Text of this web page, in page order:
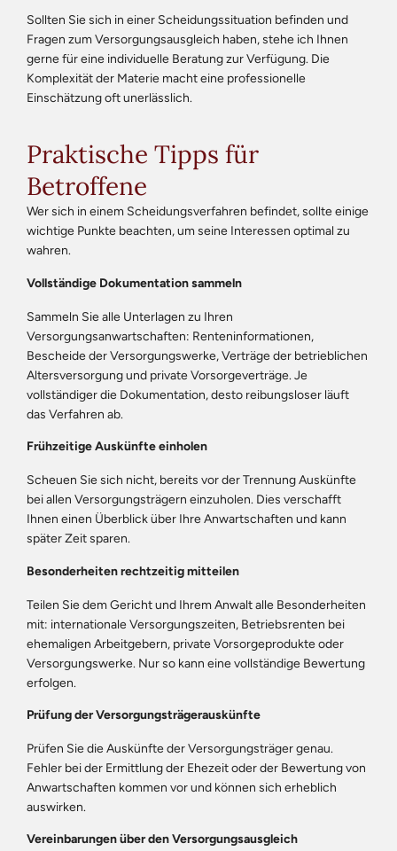
Sollten Sie sich in einer Scheidungssituation befinden und
Fragen zum Versorgungsausgleich haben, stehe ich Ihnen
gerne für eine individuelle Beratung zur Verfügung. Die
Komplexität der Materie macht eine professionelle
Einschätzung oft unerlässlich.
Praktische Tipps für
Betroffene
Wer sich in einem Scheidungsverfahren befindet, sollte einige
wichtige Punkte beachten, um seine Interessen optimal zu
wahren.
Vollständige Dokumentation sammeln
Sammeln Sie alle Unterlagen zu Ihren
Versorgungsanwartschaften: Renteninformationen,
Bescheide der Versorgungswerke, Verträge der betrieblichen
Altersversorgung und private Vorsorgeverträge. Je
vollständiger die Dokumentation, desto reibungsloser läuft
das Verfahren ab.
Frühzeitige Auskünfte einholen
Scheuen Sie sich nicht, bereits vor der Trennung Auskünfte
bei allen Versorgungsträgern einzuholen. Dies verschafft
Ihnen einen Überblick über Ihre Anwartschaften und kann
später Zeit sparen.
Besonderheiten rechtzeitig mitteilen
Teilen Sie dem Gericht und Ihrem Anwalt alle Besonderheiten
mit: internationale Versorgungszeiten, Betriebsrenten bei
ehemaligen Arbeitgebern, private Vorsorgeprodukte oder
Versorgungswerke. Nur so kann eine vollständige Bewertung
erfolgen.
Prüfung der Versorgungsträgerauskünfte
Prüfen Sie die Auskünfte der Versorgungsträger genau.
Fehler bei der Ermittlung der Ehezeit oder der Bewertung von
Anwartschaften kommen vor und können sich erheblich
auswirken.
Vereinbarungen über den Versorgungsausgleich